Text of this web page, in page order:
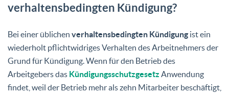
verhaltensbedingten Kündigung?
Bei einer üblichen verhaltensbedingten Kündigung ist ein
wiederholt pflichtwidriges Verhalten des Arbeitnehmers der
Grund für Kündigung. Wenn für den Betrieb des
Arbeitgebers das Kündigungsschutzgesetz Anwendung
findet, weil der Betrieb mehr als zehn Mitarbeiter beschäftigt,